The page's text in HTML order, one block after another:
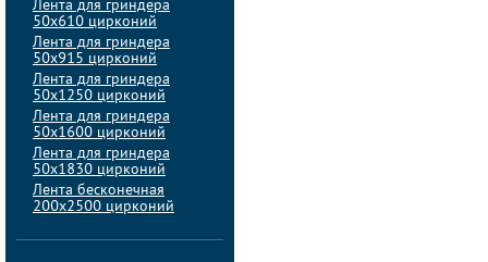
Лента для гриндера
50х610 цирконий
Лента для гриндера
50х915 цирконий
Лента для гриндера
50х1250 цирконий
Лента для гриндера
50х1600 цирконий
Лента для гриндера
50x1830 цирконий
Лента бесконечная
200х2500 цирконий